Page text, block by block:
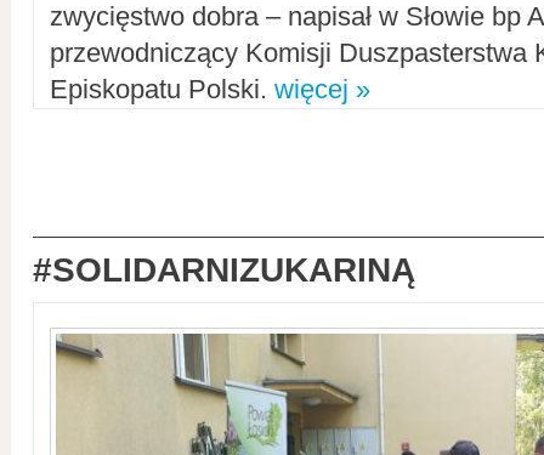
zwycięstwo dobra – napisał w Słowie bp
przewodniczący Komisji Duszpasterstwa
Episkopatu Polski. więcej »
#SOLIDARNIZUKARINĄ